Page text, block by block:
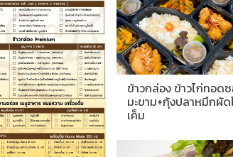
ข้าวกล่อง ข้าวไก่ทอด
มะขาม+กุ้งปลาหมึกผัด
เค็ม